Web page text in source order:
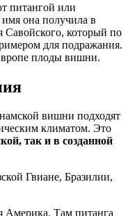
питангой или
она получила в
Савойского, который по
для подражания.
плоды вишни.
вишни подходят
климатом. Это
так и в созданной
Гвиане, Бразилии,
Там питанга